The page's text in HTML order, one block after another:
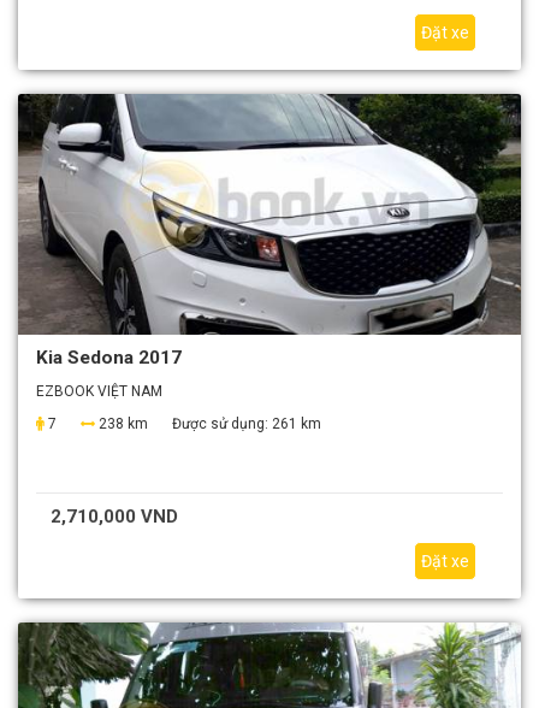
Đặt xe
Kia Sedona 2017
EZBOOK VIỆT NAM
7
238 km Được sử dụng: 261 km
2,710,000 VND
Đặt xe